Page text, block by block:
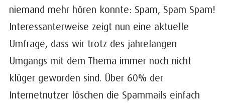
niemand mehr hören konnte: Spam, Spam Spam!
Interessanterweise zeigt nun eine aktuelle
Umfrage, dass wir trotz des jahrelangen
Umgangs mit dem Thema immer noch nicht
klüger geworden sind. Über 60% der
Internetnutzer löschen die Spammails einfach